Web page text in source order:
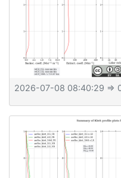
2026-07-08 08:40:29 ⇒